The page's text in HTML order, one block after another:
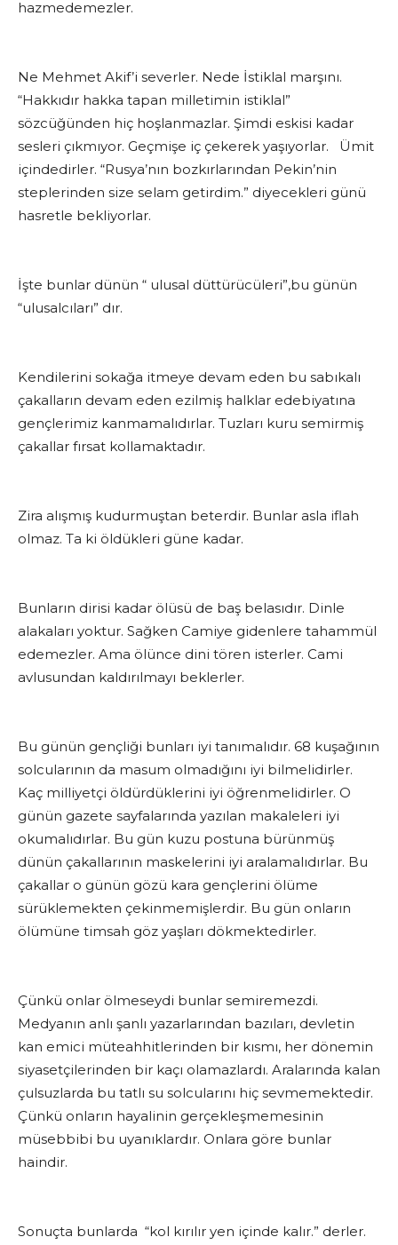
hazmedemezler.
Ne Mehmet Akif’i severler. Nede İstiklal marşını.
“Hakkıdır hakka tapan milletimin istiklal”
sözcüğünden hiç hoşlanmazlar. Şimdi eskisi kadar
sesleri çıkmıyor. Geçmişe iç çekerek yaşıyorlar. Ümit
içindedirler. “Rusya’nın bozkırlarından Pekin’nin
steplerinden size selam getirdim.” diyecekleri günü
hasretle bekliyorlar.
İşte bunlar dünün “ ulusal düttürücüleri”,bu günün
“ulusalcıları” dır.
Kendilerini sokağa itmeye devam eden bu sabıkalı
çakalların devam eden ezilmiş halklar edebiyatına
gençlerimiz kanmamalıdırlar. Tuzları kuru semirmiş
çakallar fırsat kollamaktadır.
Zira alışmış kudurmuştan beterdir. Bunlar asla iflah
olmaz. Ta ki öldükleri güne kadar.
Bunların dirisi kadar ölüsü de baş belasıdır. Dinle
alakaları yoktur. Sağken Camiye gidenlere tahammül
edemezler. Ama ölünce dini tören isterler. Cami
avlusundan kaldırılmayı beklerler.
Bu günün gençliği bunları iyi tanımalıdır. 68 kuşağının
solcularının da masum olmadığını iyi bilmelidirler.
Kaç milliyetçi öldürdüklerini iyi öğrenmelidirler. O
günün gazete sayfalarında yazılan makaleleri iyi
okumalıdırlar. Bu gün kuzu postuna bürünmüş
dünün çakallarının maskelerini iyi aralamalıdırlar. Bu
çakallar o günün gözü kara gençlerini ölüme
sürüklemekten çekinmemişlerdir. Bu gün onların
ölümüne timsah göz yaşları dökmektedirler.
Çünkü onlar ölmeseydi bunlar semiremezdi.
Medyanın anlı şanlı yazarlarından bazıları, devletin
kan emici müteahhitlerinden bir kısmı, her dönemin
siyasetçilerinden bir kaçı olamazlardı. Aralarında kalan
çulsuzlarda bu tatlı su solcularını hiç sevmemektedir.
Çünkü onların hayalinin gerçekleşmemesinin
müsebbibi bu uyanıklardır. Onlara göre bunlar
haindir.
Sonuçta bunlarda “kol kırılır yen içinde kalır.” derler.